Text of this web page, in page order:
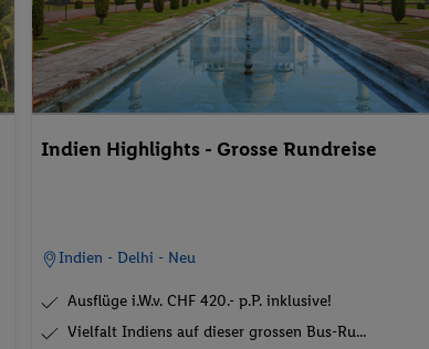
Indien Highlights - Grosse Rundreise
Indien - Delhi - Neu
Ausflüge i.W.v. CHF 420.- p.P. inklusive!
Vielfalt Indiens auf dieser grossen Bus-Ru...